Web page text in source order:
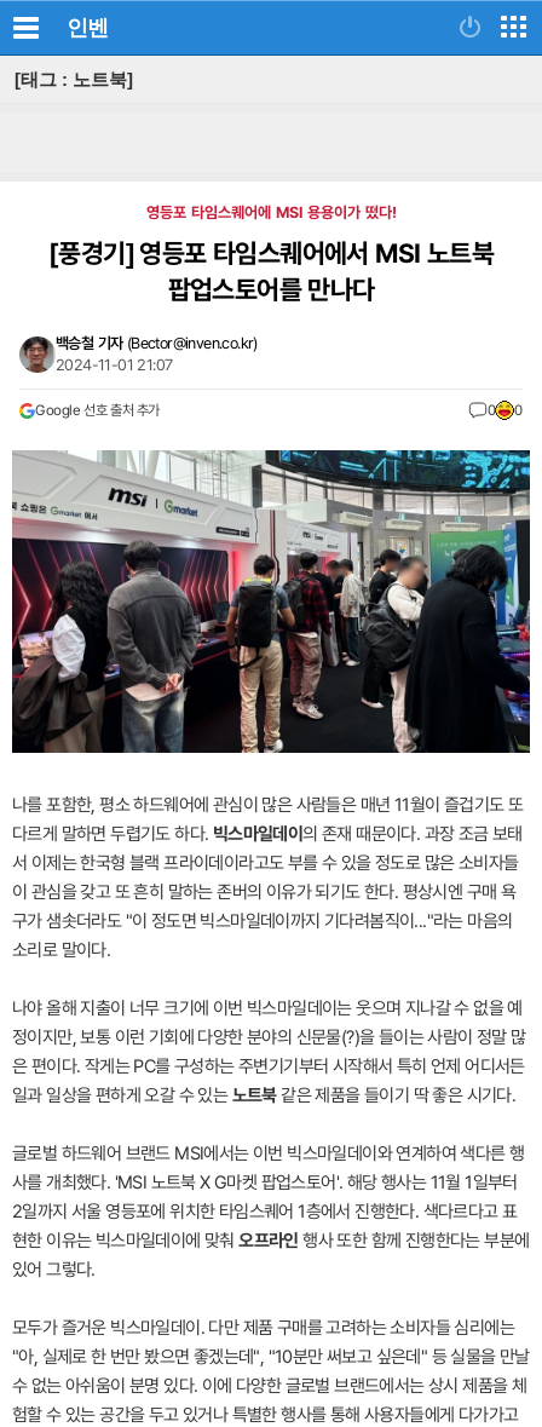
인벤
[태그 : 노트북]
영등포 타임스퀘어에 MSI 용용이가 떴다!
[풍경기]영등포 타임스퀘어에서 MSI 노트북
팝업스토어를 만나다
백승철 기자 (Bector@inven.co.kr)
2024-11-01 21:07
Google 선호 출처 추가 0 0
나를 포함한, 평소 하드웨어에 관심이 많은 사람들은 매년 11월이 즐겁기도 또
다르게 말하면 두렵기도 하다. 빅스마일데이의 존재 때문이다. 과장 조금 보태
서 이제는 한국형 블랙 프라이데이라고도 부를 수 있을 정도로 많은 소비자들
이 관심을 갖고 또 흔히 말하는 존버의 이유가 되기도 한다. 평상시엔 구매 욕
구가 샘솟더라도 "이 정도면 빅스마일데이까지 기다려봄직이..."라는 마음의
소리로 말이다.
나야 올해 지출이 너무 크기에 이번 빅스마일데이는 웃으며 지나갈 수 없을 예
정이지만, 보통 이런 기회에 다양한 분야의 신문물(?)을 들이는 사람이 정말 많
은 편이다. 작게는 PC를 구성하는 주변기기부터 시작해서 특히 언제 어디서든
일과 일상을 편하게 오갈 수 있는노트북같은 제품을 들이기 딱 좋은 시기다.
글로벌 하드웨어 브랜드 MSI에서는 이번 빅스마일데이와 연계하여 색다른 행
사를 개최했다. 'MSI 노트북 X G마켓 팝업스토어'. 해당 행사는 11월 1일부터
2일까지 서울 영등포에 위치한 타임스퀘어 1층에서 진행한다. 색다르다고 표
현한 이유는 빅스마일데이에 맞춰오프라인 행사 또한 함께 진행한다는 부분에
있어 그렇다.
모두가 즐거운 빅스마일데이. 다만 제품 구매를 고려하는 소비자들 심리에는
"아, 실제로 한 번만 봤으면 좋겠는데", "10분만 써보고 싶은데" 등 실물을 만날
수 없는 아쉬움이 분명 있다. 이에 다양한 글로벌 브랜드에서는 상시 제품을 체
험할 수 있는 공간을 두고 있거나 특별한 행사를 통해 사용자들에게 다가가고